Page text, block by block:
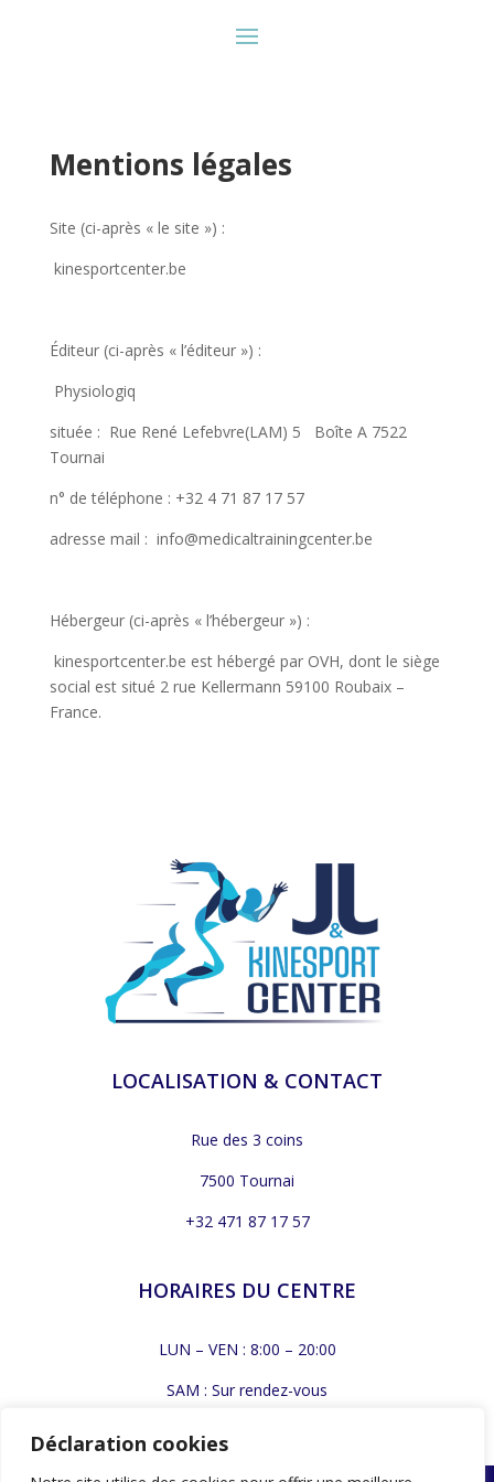
Déclaration cookies
Mentions légales
Site (ci-après « le site ») :
kinesportcenter.be
Éditeur (ci-après « l’éditeur ») :
Physiologiq
située : Rue René Lefebvre(LAM) 5 Boîte A 7522
Tournai
n° de téléphone : +32 4 71 87 17 57
adresse mail : info@medicaltrainingcenter.be
Hébergeur (ci-après « l’hébergeur ») :
kinesportcenter.be est hébergé par OVH, dont le siège
social est situé 2 rue Kellermann 59100 Roubaix –
France.
LOCALISATION & CONTACT
Rue des 3 coins
7500 Tournai
+32 471 87 17 57
HORAIRES DU CENTRE
LUN – VEN : 8:00 – 20:00
SAM : Sur rendez-vous
DIM : Fermé